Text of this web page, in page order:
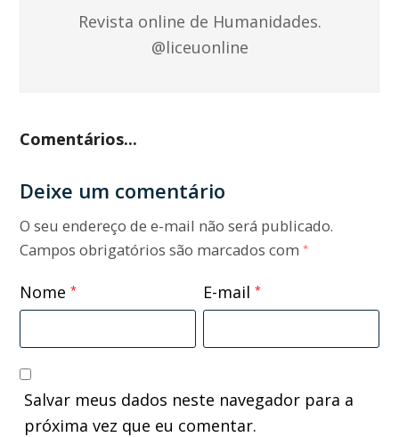
Revista online de Humanidades.
@liceuonline
Comentários...
Deixe um comentário
O seu endereço de e-mail não será publicado.
Campos obrigatórios são marcados com*
Nome* E-mail*
Salvar meus dados neste navegador para a
próxima vez que eu comentar.